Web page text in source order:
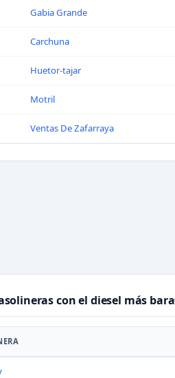
Gabia Grande
Carchuna
Huetor-tajar
Motril
Ventas De Zafarraya
con el diesel más